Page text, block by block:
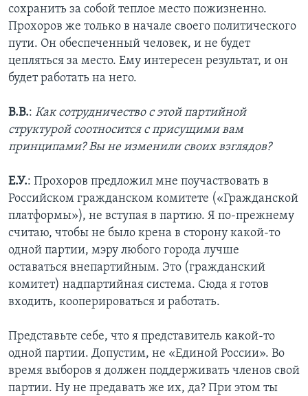
сохранить за собой теплое место пожизненно.
Прохоров же только в начале своего политического
пути. Он обеспеченный человек, и не будет
цепляться за место. Ему интересен результат, и он
будет работать на него.
В.В.: Как сотрудничество с этой партийной
структурой соотносится с присущими вам
принципами? Вы не изменили своих взглядов?
Е.У.: Прохоров предложил мне поучаствовать в
Российском гражданском комитете («Гражданской
платформы»), не вступая в партию. Я по-прежнему
считаю, чтобы не было крена в сторону какой-то
одной партии, мэру любого города лучше
оставаться внепартийным. Это (гражданский
комитет) надпартийная система. Сюда я готов
входить, кооперироваться и работать.
Представьте себе, что я представитель какой-то
одной партии. Допустим, не «Единой России». Во
время выборов я должен поддерживать членов свой
партии. Ну не предавать же их, да? При этом ты